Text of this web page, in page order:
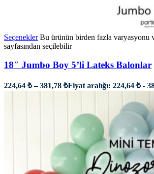
SeçeneklerBu ürünün birden fazla varyasyonu
sayfasından seçilebilir
18″ Jumbo Boy 5’li Lateks Balonlar
224,64 ₺ –381,78 ₺Fiyat aralığı: 224,64 ₺ -